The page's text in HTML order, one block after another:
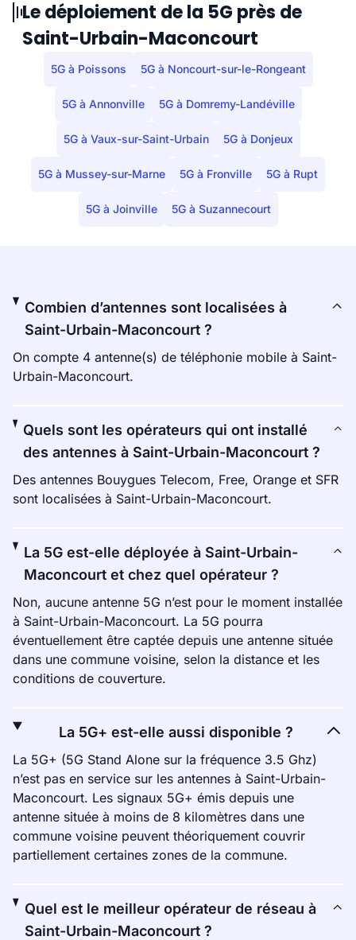
Le déploiement de la 5G près de
Saint-Urbain-Maconcourt
5G à Poissons 5G à Noncourt-sur-le-Rongeant
5G à Annonville 5G à Domremy-Landéville
5G à Vaux-sur-Saint-Urbain 5G à Donjeux
5G à Mussey-sur-Marne 5G à Fronville 5G à Rupt
5G à Joinville 5G à Suzannecourt
Combien d’antennes sont localisées à
Saint-Urbain-Maconcourt ?
On compte 4 antenne(s) de téléphonie mobile à Saint-
Urbain-Maconcourt.
Quels sont les opérateurs qui ont installé
des antennes à Saint-Urbain-Maconcourt ?
Des antennes Bouygues Telecom, Free, Orange et SFR
sont localisées à Saint-Urbain-Maconcourt.
La 5G est-elle déployée à Saint-Urbain-
Maconcourt et chez quel opérateur ?
Non, aucune antenne 5G n’est pour le moment installée
à Saint-Urbain-Maconcourt. La 5G pourra
éventuellement être captée depuis une antenne située
dans une commune voisine, selon la distance et les
conditions de couverture.
La 5G+ est-elle aussi disponible ?
La 5G+ (5G Stand Alone sur la fréquence 3.5 Ghz)
n’est pas en service sur les antennes à Saint-Urbain-
Maconcourt. Les signaux 5G+ émis depuis une
antenne située à moins de 8 kilomètres dans une
commune voisine peuvent théoriquement couvrir
partiellement certaines zones de la commune.
Quel est le meilleur opérateur de réseau à
Saint-Urbain-Maconcourt ?